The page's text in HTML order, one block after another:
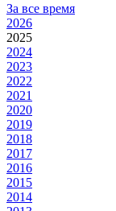
За все время
2026
2025
2024
2023
2022
2021
2020
2019
2018
2017
2016
2015
2014